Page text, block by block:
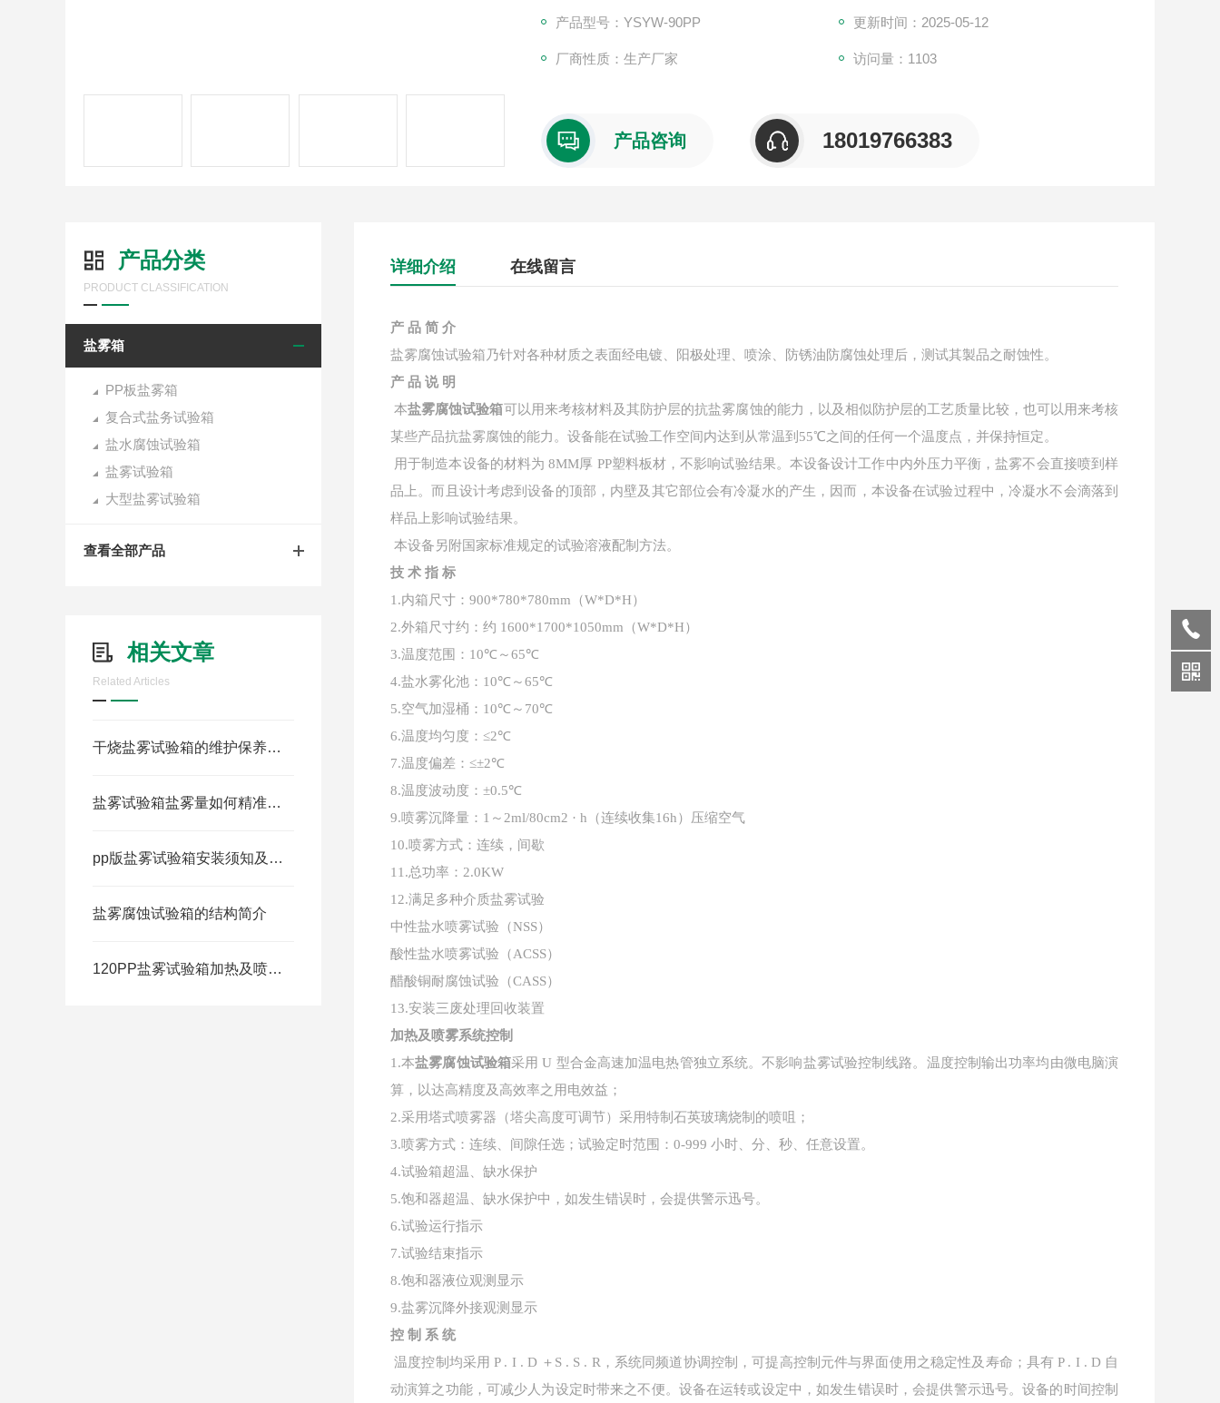
产品型号：YSYW-90PP 更新时间：2025-05-12
厂商性质：生产厂家 访问量：1103
产品咨询 18019766383
产品分类
PRODUCT CLASSIFICATION
盐雾箱
PP板盐雾箱
复合式盐务试验箱
盐水腐蚀试验箱
盐雾试验箱
大型盐雾试验箱
查看全部产品
相关文章
Related Articles
干烧盐雾试验箱的维护保养手册
盐雾试验箱盐雾量如何精准控制
pp版盐雾试验箱安装须知及注意事项
盐雾腐蚀试验箱的结构简介
120PP盐雾试验箱加热及喷雾系统控制
详细介绍 在线留言
产 品 简 介
盐雾腐蚀试验箱乃针对各种材质之表面经电镀、阳极处理、喷涂、防锈油防腐蚀处理后，测试其製品之耐蚀性。
产 品 说 明
本盐雾腐蚀试验箱可以用来考核材料及其防护层的抗盐雾腐蚀的能力，以及相似防护层的工艺质量比较，也可以用来考核
某些产品抗盐雾腐蚀的能力。设备能在试验工作空间内达到从常温到 55℃之间的任何一个温度点，并保持恒定。
用于制造本设备的材料为 8MM厚 PP塑料板材，不影响试验结果。本设备设计工作中内外压力平衡，盐雾不会直接喷到样
品上。而且设计考虑到设备的顶部，内壁及其它部位会有冷凝水的产生，因而，本设备在试验过程中，冷凝水不会滴落到
样品上影响试验结果。
本设备另附国家标准规定的试验溶液配制方法。
技 术 指 标
1.内箱尺寸： 900*780*780mm （W*D*H）
2.外箱尺寸约：约 1600*1700*1050mm （W*D*H）
3.温度范围： 10℃～65℃
4.盐水雾化池： 10℃～65℃
5.空气加湿桶： 10℃～ 70℃
6.温度均匀度：≤2℃
7.温度偏差：≤±2℃
8.温度波动度：±0.5℃
9.喷雾沉降量： 1 ～ 2ml/80cm2 · h （连续收集16h）压缩空气
10.喷雾方式：连续，间歇
11.总功率： 2.0KW
12.满足多种介质盐雾试验
中性盐水喷雾试验（NSS）
酸性盐水喷雾试验（ACSS）
醋酸铜耐腐蚀试验（CASS）
13.安装三废处理回收装置
加热及喷雾系统控制
1.本盐雾腐蚀试验箱采用U 型合金高速加温电热管独立系统。不影响盐雾试验控制线路。温度控制输出功率均由微电脑演
算，以达高精度及高效率之用电效益；
2.采用塔式喷雾器（塔尖高度可调节）采用特制石英玻璃烧制的喷咀；
3.喷雾方式：连续、间隙任选；试验定时范围： 0-999 小时、分、秒、任意设置。
4.试验箱超温、缺水保护
5.饱和器超温、缺水保护中，如发生错误时，会提供警示迅号。
6.试验运行指示
7.试验结束指示
8.饱和器液位观测显示
9.盐雾沉降外接观测显示
控 制 系 统
温度控制均采用 P . I . D ＋ S . S . R ，系统同频道协调控制，可提高控制元件与界面使用之稳定性及寿命；具有P . I . D 自
动演算之功能，可减少人为设定时带来之不便。设备在运转或设定中，如发生错误时，会提供警示迅号。设备的时间控制